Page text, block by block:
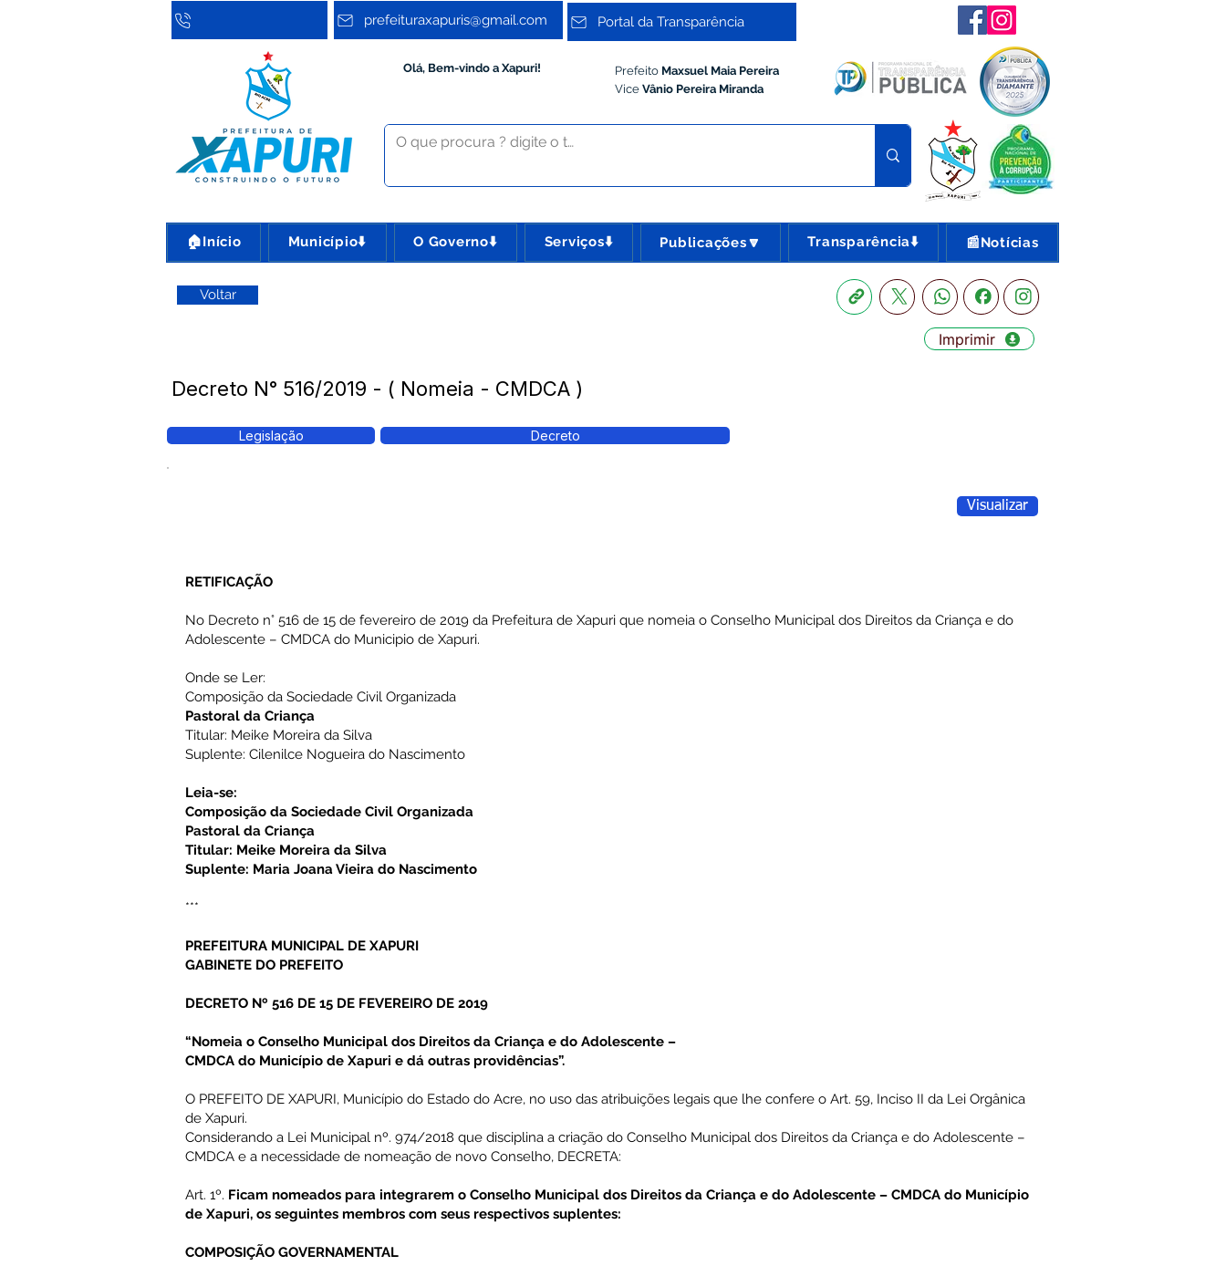
prefeituraxapuris@gmail.com Portal da Transparência
Olá, Bem-vindo a Xapuri! Prefeito Maxsuel Maia Pereira
Vice Vânio Pereira Miranda
🏠Início Município⬇️ O Governo⬇️ Serviços⬇️ Publicações🔽 Transparência⬇️ 📰Notícias
Voltar
Imprimir
Decreto N° 516/2019 - ( Nomeia - CMDCA )
Legislação Decreto
Visualizar
RETIFICAÇÃO
No Decreto n° 516 de 15 de fevereiro de 2019 da Prefeitura de Xapuri que nomeia o Conselho Municipal dos Direitos da Criança e do
Adolescente – CMDCA do Municipio de Xapuri.
Onde se Ler:
Composição da Sociedade Civil Organizada
Pastoral da Criança
Titular: Meike Moreira da Silva
Suplente: Cilenilce Nogueira do Nascimento
Leia-se:
Composição da Sociedade Civil Organizada
Pastoral da Criança
Titular: Meike Moreira da Silva
Suplente: Maria Joana Vieira do Nascimento
***
PREFEITURA MUNICIPAL DE XAPURI
GABINETE DO PREFEITO
DECRETO Nº 516 DE 15 DE FEVEREIRO DE 2019
“Nomeia o Conselho Municipal dos Direitos da Criança e do Adolescente –
CMDCA do Município de Xapuri e dá outras providências”.
O PREFEITO DE XAPURI, Município do Estado do Acre, no uso das atribuições legais que lhe confere o Art. 59, Inciso II da Lei Orgânica
de Xapuri.
Considerando a Lei Municipal nº. 974/2018 que disciplina a criação do Conselho Municipal dos Direitos da Criança e do Adolescente –
CMDCA e a necessidade de nomeação de novo Conselho, DECRETA:
Art. 1º. Ficam nomeados para integrarem o Conselho Municipal dos Direitos da Criança e do Adolescente – CMDCA do Município
de Xapuri, os seguintes membros com seus respectivos suplentes:
COMPOSIÇÃO GOVERNAMENTAL